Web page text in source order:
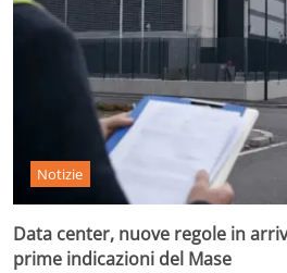
Notizie
Data center, nuove regole in
prime indicazioni del Mase